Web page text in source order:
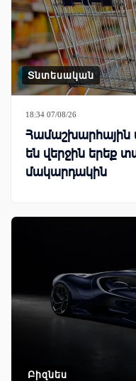
Տնտեսական
18:34 07/08/26
Համաշխարհային
են վերջին երեք
մակարդակին
Բիզնես